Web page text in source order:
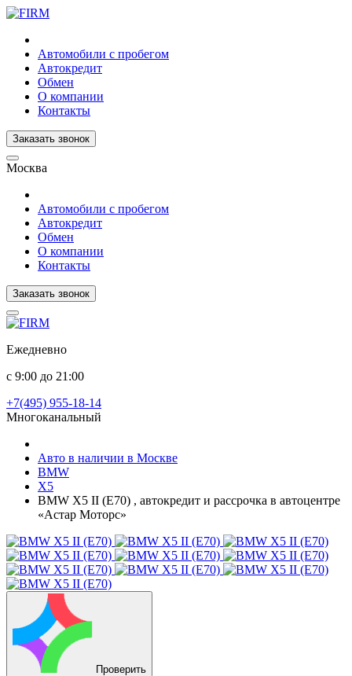
Автомобили с пробегом
Автокредит
Обмен
О компании
Контакты
Заказать звонок
Москва
Автомобили с пробегом
Автокредит
Обмен
О компании
Контакты
Заказать звонок
Ежедневно
с 9:00 до 21:00
+7(495) 955-18-14
Многоканальный
Авто в наличии в Москве
BMW
X5
BMW X5 II (E70) , автокредит и рассрочка в автоцентре
«Астар Моторс»
Проверить